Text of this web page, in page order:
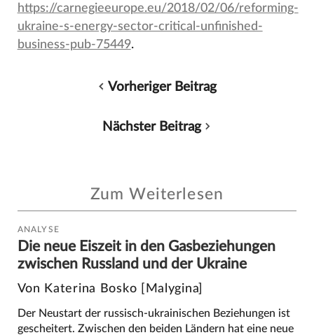
https://carnegieeurope.eu/2018/02/06/reforming-
ukraine-s-energy-sector-critical-unfinished-
business-pub-75449.
Vorheriger Beitrag
Nächster Beitrag
Zum Weiterlesen
ANALYSE
Die neue Eiszeit in den Gasbeziehungen
zwischen Russland und der Ukraine
Von Katerina Bosko [Malygina]
Der Neustart der russisch-ukrainischen Beziehungen ist
gescheitert. Zwischen den beiden Ländern hat eine neue